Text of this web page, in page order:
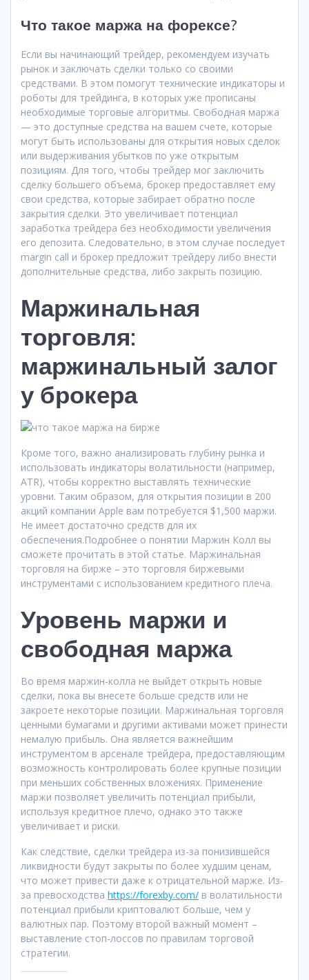
Что такое маржа на форексе?
Если вы начинающий трейдер, рекомендуем изучать
рынок и заключать сделки только со своими
средствами. В этом помогут технические индикаторы и
роботы для трейдинга, в которых уже прописаны
необходимые торговые алгоритмы. Свободная маржа
— это доступные средства на вашем счете, которые
могут быть использованы для открытия новых сделок
или выдерживания убытков по уже открытым
позициям. Для того, чтобы трейдер мог заключить
сделку большего объема, брокер предоставляет ему
свои средства, которые забирает обратно после
закрытия сделки. Это увеличивает потенциал
заработка трейдера без необходимости увеличения
его депозита. Следовательно, в этом случае последует
margin call и брокер предложит трейдеру либо внести
дополнительные средства, либо закрыть позицию.
Маржинальная
торговля:
маржинальный залог
у брокера
Кроме того, важно анализировать глубину рынка и
использовать индикаторы волатильности (например,
ATR), чтобы корректно выставлять технические
уровни. Таким образом, для открытия позиции в 200
акций компании Apple вам потребуется $1,500 маржи.
Не имеет достаточно средств для их
обеспечения.Подробнее о понятии Маржин Колл вы
сможете прочитать в этой статье. Маржинальная
торговля на бирже – это торговля биржевыми
инструментами с использованием кредитного плеча.
Уровень маржи и
свободная маржа
Во время маржин-колла не выйдет открыть новые
сделки, пока вы внесете больше средств или не
закроете некоторые позиции. Маржинальная торговля
ценными бумагами и другими активами может принести
немалую прибыль. Она является важнейшим
инструментом в арсенале трейдера, предоставляющим
возможность контролировать более крупные позиции
при меньших собственных вложениях. Применение
маржи позволяет увеличить потенциал прибыли,
используя кредитное плечо, однако это также
увеличивает и риски.
Как следствие, сделки трейдера из-за понизившейся
ликвидности будут закрыты по более худшим ценам,
что может привести даже к отрицательной марже. Из-
за превосходства https://forexby.com/ в волатильности
потенциал прибыли криптовалют больше, чем у
валютных пар. Поэтому второй важный момент –
выставление стоп-лоссов по правилам торговой
стратегии.